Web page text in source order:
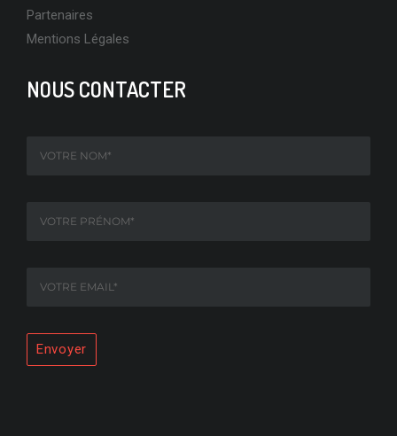
Partenaires
Mentions Légales
NOUS CONTACTER